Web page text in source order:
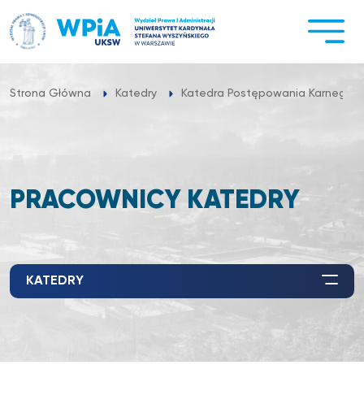
do
treści
Strona Główna Katedry Katedra Postępowania Karnego
PRACOWNICY KATEDRY
KATEDRY